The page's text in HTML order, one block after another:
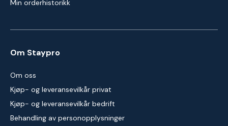
Min orderhistorikk
Om Staypro
Om oss
Kjøp- og leveransevilkår privat
Kjøp- og leveransevilkår bedrift
Behandling av personopplysninger